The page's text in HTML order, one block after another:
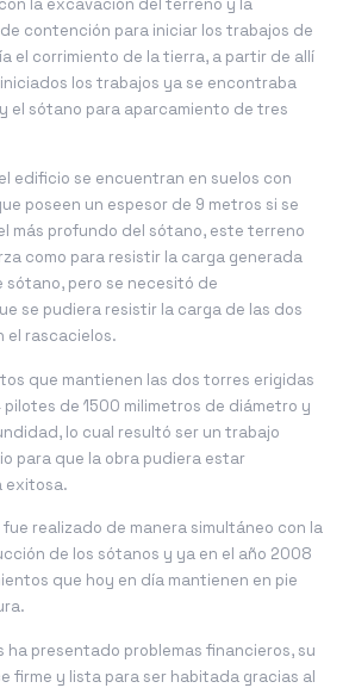
la excavación del terreno y la
contención para iniciar los trabajos de
el corrimiento de la tierra, a partir de allí
los trabajos ya se encontraba
el sótano para aparcamiento de tres
edificio se encuentran en suelos con
poseen un espesor de 9 metros si se
más profundo del sótano, este terreno
como para resistir la carga generada
sótano, pero se necesitó de
se pudiera resistir la carga de las dos
el rascacielos.
que mantienen las dos torres erigidas
de 1500 milimetros de diámetro y
lo cual resultó ser un trabajo
para que la obra pudiera estar
exitosa.
realizado de manera simultáneo con la
de los sótanos y ya en el año 2008
que hoy en día mantienen en pie
ha presentado problemas financieros, su
firme y lista para ser habitada gracias al